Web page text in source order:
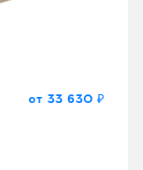
от 33 630 ₽